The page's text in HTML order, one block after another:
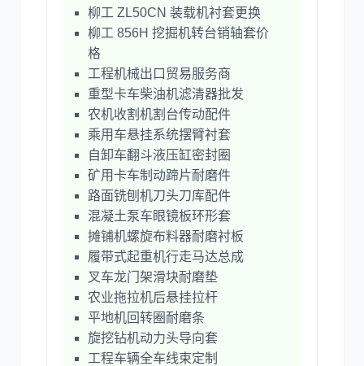
柳工 ZL50CN 装载机衬套更换
柳工 856H 挖掘机转台销轴套价
格
工程机械出口贸易服务商
重型卡车柴油机滤清器批发
农机收割机割台传动配件
乘用车悬挂系统摆臂衬套
自卸车翻斗液压缸密封圈
矿用卡车制动蹄片耐磨件
路面铣刨机刀头刀库配件
混凝土泵车眼镜板环形套
摊铺机螺旋布料器耐磨衬板
履带式起重机行走马达总成
叉车龙门架滑块耐磨垫
农业拖拉机后悬挂拉杆
平地机回转圈耐磨条
旋挖钻机动力头导向套
工程车辆全车线束定制